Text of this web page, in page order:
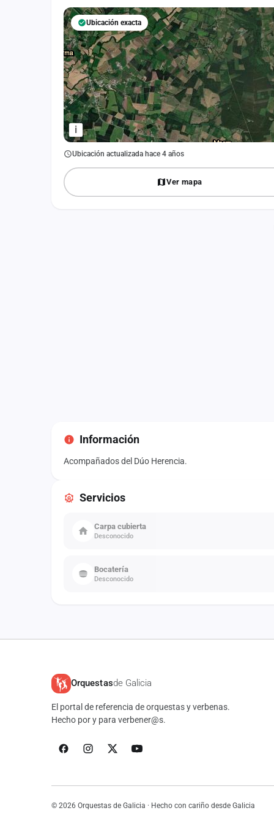
i
Ubicación exacta
Ubicación actualizada hace 4 años
Ver mapa
Información
Acompañados del Dúo Herencia.
Servicios
Carpa cubierta
Desconocido
Bocatería
Desconocido
Orquestasde Galicia
El portal de referencia de orquestas y verbenas.
Hecho por y para verbener@s.
© 2026 Orquestas de Galicia · Hecho con cariño desde Galicia
Iniciar sesión
Crear cuenta
Administración